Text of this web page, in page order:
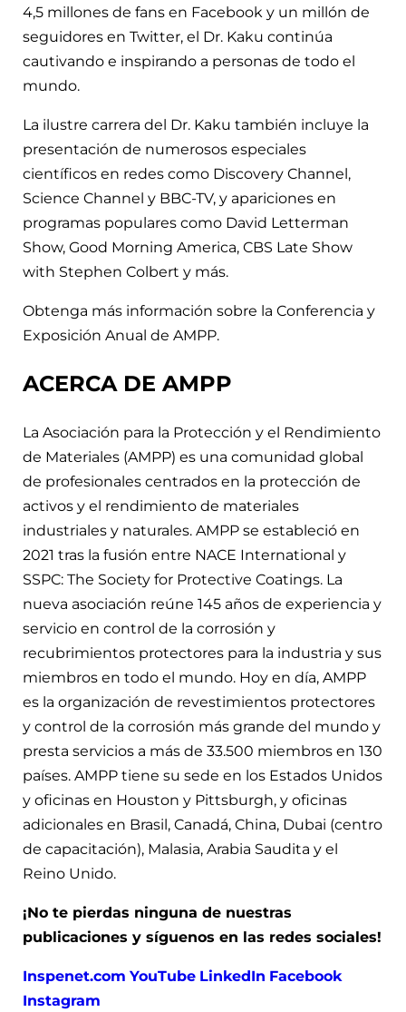
4,5 millones de fans en Facebook y un millón de
seguidores en Twitter, el Dr. Kaku continúa
cautivando e inspirando a personas de todo el
mundo.
La ilustre carrera del Dr. Kaku también incluye la
presentación de numerosos especiales
científicos en redes como Discovery Channel,
Science Channel y BBC-TV, y apariciones en
programas populares como David Letterman
Show, Good Morning America, CBS Late Show
with Stephen Colbert y más.
Obtenga más información sobre la Conferencia y
Exposición Anual de AMPP.
ACERCA DE AMPP
La Asociación para la Protección y el Rendimiento
de Materiales (AMPP) es una comunidad global
de profesionales centrados en la protección de
activos y el rendimiento de materiales
industriales y naturales. AMPP se estableció en
2021 tras la fusión entre NACE International y
SSPC: The Society for Protective Coatings. La
nueva asociación reúne 145 años de experiencia y
servicio en control de la corrosión y
recubrimientos protectores para la industria y sus
miembros en todo el mundo. Hoy en día, AMPP
es la organización de revestimientos protectores
y control de la corrosión más grande del mundo y
presta servicios a más de 33.500 miembros en 130
países. AMPP tiene su sede en los Estados Unidos
y oficinas en Houston y Pittsburgh, y oficinas
adicionales en Brasil, Canadá, China, Dubai (centro
de capacitación), Malasia, Arabia Saudita y el
Reino Unido.
¡No te pierdas ninguna de nuestras
publicaciones y síguenos en las redes sociales!
Inspenet.com YouTube LinkedIn Facebook
Instagram